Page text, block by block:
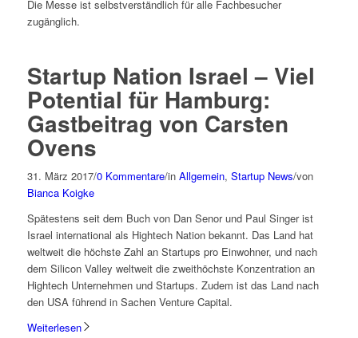
Die Messe ist selbstverständlich für alle Fachbesucher
zugänglich.
Startup Nation Israel – Viel
Potential für Hamburg:
Gastbeitrag von Carsten
Ovens
31. März 2017/0 Kommentare/in Allgemein, Startup News/von
Bianca Koigke
Spätestens seit dem Buch von Dan Senor und Paul Singer ist
Israel international als Hightech Nation bekannt. Das Land hat
weltweit die höchste Zahl an Startups pro Einwohner, und nach
dem Silicon Valley weltweit die zweithöchste Konzentration an
Hightech Unternehmen und Startups. Zudem ist das Land nach
den USA führend in Sachen Venture Capital.
Weiterlesen